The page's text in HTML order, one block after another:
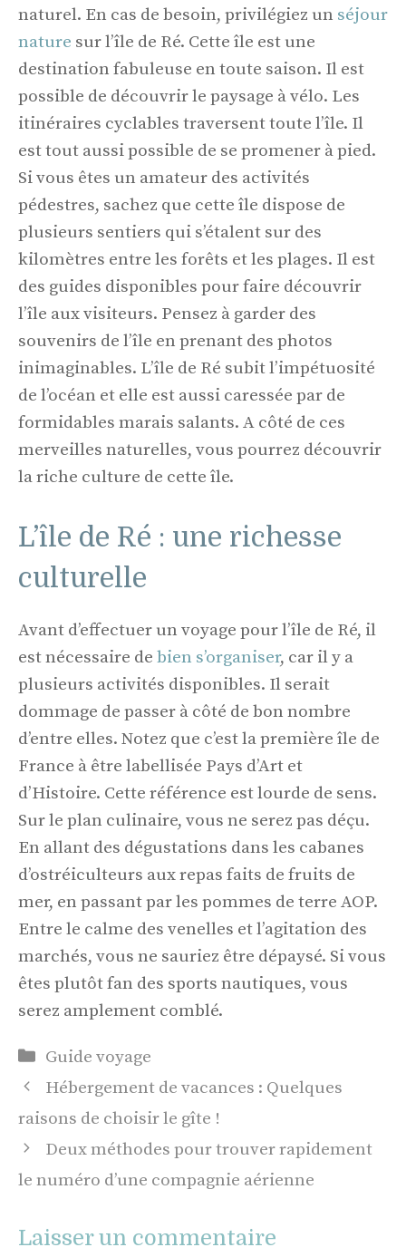
naturel. En cas de besoin, privilégiez un séjour
nature sur l’île de Ré. Cette île est une
destination fabuleuse en toute saison. Il est
possible de découvrir le paysage à vélo. Les
itinéraires cyclables traversent toute l’île. Il
est tout aussi possible de se promener à pied.
Si vous êtes un amateur des activités
pédestres, sachez que cette île dispose de
plusieurs sentiers qui s’étalent sur des
kilomètres entre les forêts et les plages. Il est
des guides disponibles pour faire découvrir
l’île aux visiteurs. Pensez à garder des
souvenirs de l’île en prenant des photos
inimaginables. L’île de Ré subit l’impétuosité
de l’océan et elle est aussi caressée par de
formidables marais salants. A côté de ces
merveilles naturelles, vous pourrez découvrir
la riche culture de cette île.
L’île de Ré : une richesse
culturelle
Avant d’effectuer un voyage pour l’île de Ré, il
est nécessaire de bien s’organiser, car il y a
plusieurs activités disponibles. Il serait
dommage de passer à côté de bon nombre
d’entre elles. Notez que c’est la première île de
France à être labellisée Pays d’Art et
d’Histoire. Cette référence est lourde de sens.
Sur le plan culinaire, vous ne serez pas déçu.
En allant des dégustations dans les cabanes
d’ostréiculteurs aux repas faits de fruits de
mer, en passant par les pommes de terre AOP.
Entre le calme des venelles et l’agitation des
marchés, vous ne sauriez être dépaysé. Si vous
êtes plutôt fan des sports nautiques, vous
serez amplement comblé.
Catégories
Guide voyage
Hébergement de vacances : Quelques
raisons de choisir le gîte !
Deux méthodes pour trouver rapidement
le numéro d’une compagnie aérienne
Laisser un commentaire